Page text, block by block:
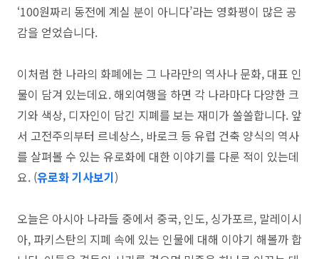
‘100원짜리 동전에 계실 분이 아니다’라는 영화평이 많은 공
감을 얻었습니다.
이처럼 한 나라의 화폐에는 그 나라만의 역사나 문화, 대표 인
물이 담겨 있는데요. 해외여행을 하면 각 나라마다 다양한 크
기와 색상, 디자인이 담긴 지폐를 보는 재미가 쏠쏠합니다. 앞
서 고전주의부터 르네상스, 바로크 등 유럽 건축 양식의 역사
를 살펴볼 수 있는 유로화에 대한 이야기를 다룬 적이 있는데
요. (유로화 기사보기)
오늘은 아시아 나라들 중에서 중국, 인도, 싱가포르, 말레이시
아, 파키스탄의 지폐 속에 있는 인물에 대해 이야기 해볼까 합